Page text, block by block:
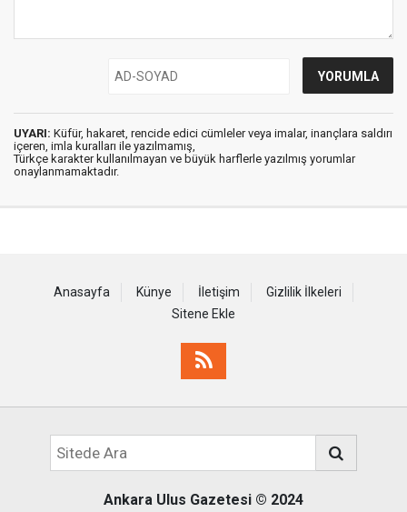
UYARI: Küfür, hakaret, rencide edici cümleler veya imalar, inançlara saldırı
içeren, imla kuralları ile yazılmamış,
Türkçe karakter kullanılmayan ve büyük harflerle yazılmış yorumlar
onaylanmamaktadır.
Anasayfa Künye İletişim
Gizlilik İlkeleri
Sitene Ekle
Ankara Ulus Gazetesi © 2024